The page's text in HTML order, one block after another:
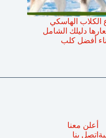
الكلاب الهاسكي
دليلك الشامل
أفضل كلب
أعلن معنا
اتصل بنا